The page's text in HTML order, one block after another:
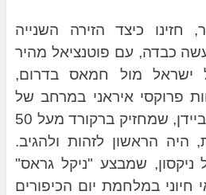
חזינו כיצד הזירה השנייה
כבדה, עם פוטנציאל מהיר
ישראל מול חמאס בדרום,
פרוקסי איראני במרחב של
סוריה ועיראק. הנשיא ביידן, שמחזיק ברקורד מעל 50
היה הראשון לזהות ולהגיב.
שמבצע "ניקל גראס"
חיוני במלחמת יום הכיפורים